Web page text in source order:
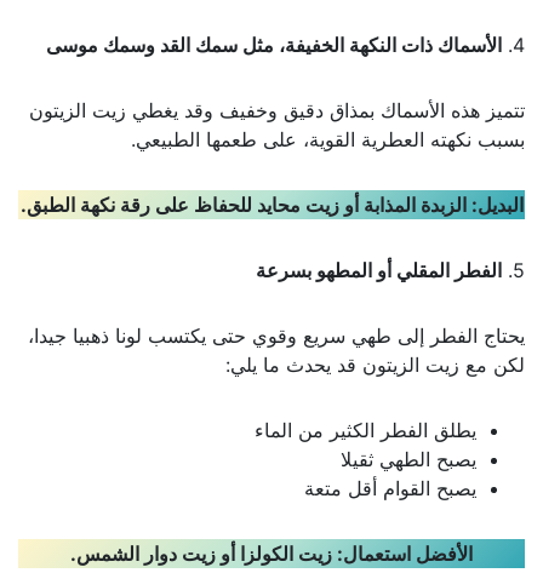
4. الأسماك ذات النكهة الخفيفة، مثل سمك القد وسمك موسى
تتميز هذه الأسماك بمذاق دقيق وخفيف وقد يغطي زيت الزيتون
بسبب نكهته العطرية القوية، على طعمها الطبيعي.
البديل: الزبدة المذابة أو زيت محايد للحفاظ على رقة نكهة الطبق.
5. الفطر المقلي أو المطهو بسرعة
يحتاج الفطر إلى طهي سريع وقوي حتى يكتسب لونا ذهبيا جيدا،
لكن مع زيت الزيتون قد يحدث ما يلي:
يطلق الفطر الكثير من الماء
يصبح الطهي ثقيلا
يصبح القوام أقل متعة
الأفضل استعمال: زيت الكولزا أو زيت دوار الشمس.